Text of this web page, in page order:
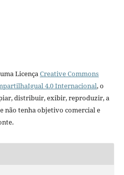
LicençaCreative Commons
4.0 Internacional, o
distribuir, exibir, reproduzir, a
não tenha objetivo comercial e